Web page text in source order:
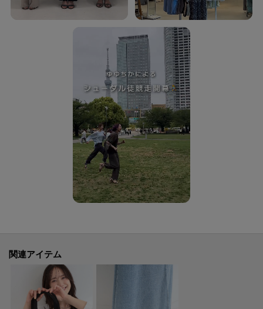
019：フェイクスエード ブラック
142：フェイクスエード レオパード
以下のカラーはオンラインストアと一部店舗での取り扱いになります。
819：デニム風合皮ブラック
893：デニム風合皮ネイビー
※こちらの商品は箱無しで発送いたします。あらかじめご了承ください。
※照明の関係により、実際よりも色味が違って見える場合があります。ま
ーーーーーーーーーーーーーーーーーーーーーーーーーーーー
[お気に入り登録とは？]
オンラインサイトの各アイテムにある「ハートマーク」を
関連アイテム